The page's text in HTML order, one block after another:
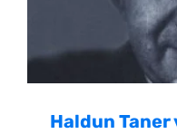
Haldun